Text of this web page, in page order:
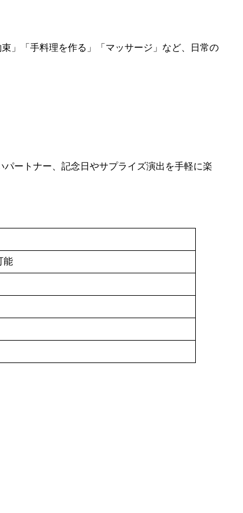
」「手料理を作る」「マッサージ」など、日常の
ートナー、記念日やサプライズ演出を手軽に楽
能